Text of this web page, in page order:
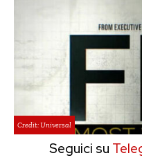
Credit: Universal
Seguici su